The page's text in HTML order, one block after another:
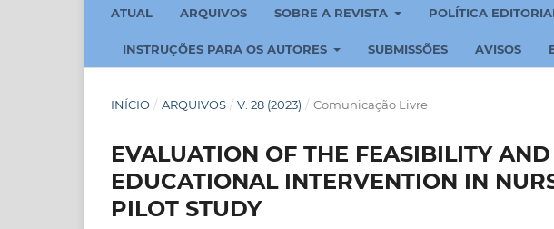
ATUAL ARQUIVOS SOBRE A REVISTA POLÍTICA
INSTRUÇÕES PARA OS AUTORES SUBMISSÕES AVISOS
INÍCIO / ARQUIVOS / V. 28 (2023) / Comunicação Livre
EVALUATION OF THE FEASIBILITY
EDUCATIONAL INTERVENTION IN
PILOT STUDY